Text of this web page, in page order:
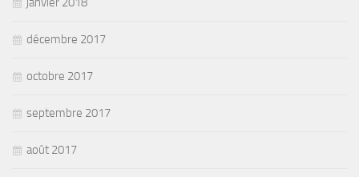
décembre 2017
octobre 2017
septembre 2017
août 2017